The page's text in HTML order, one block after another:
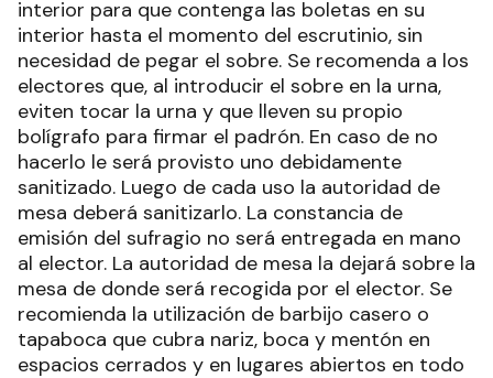
interior para que contenga las boletas en su
interior hasta el momento del escrutinio, sin
necesidad de pegar el sobre. Se recomenda a los
electores que, al introducir el sobre en la urna,
eviten tocar la urna y que lleven su propio
bolígrafo para firmar el padrón. En caso de no
hacerlo le será provisto uno debidamente
sanitizado. Luego de cada uso la autoridad de
mesa deberá sanitizarlo. La constancia de
emisión del sufragio no será entregada en mano
al elector. La autoridad de mesa la dejará sobre la
mesa de donde será recogida por el elector. Se
recomienda la utilización de barbijo casero o
tapaboca que cubra nariz, boca y mentón en
espacios cerrados y en lugares abiertos en todo